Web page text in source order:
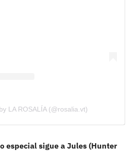
LA ROSALÍA (@rosalia.vt)
especial sigue a Jules (Hunter